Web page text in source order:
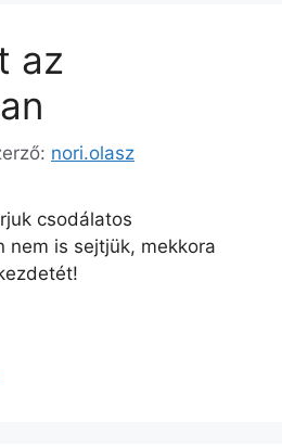
az
nori.olasz
csodálatos
nem is sejtjük, mekkora